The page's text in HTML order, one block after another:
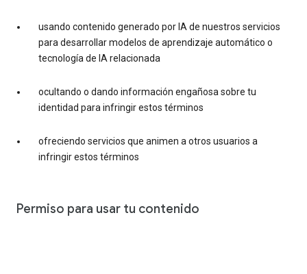
usando contenido generado por IA de nuestros servicios
para desarrollar modelos de aprendizaje automático o
tecnología de IA relacionada
ocultando o dando información engañosa sobre tu
identidad para infringir estos términos
ofreciendo servicios que animen a otros usuarios a
infringir estos términos
Permiso para usar tu contenido